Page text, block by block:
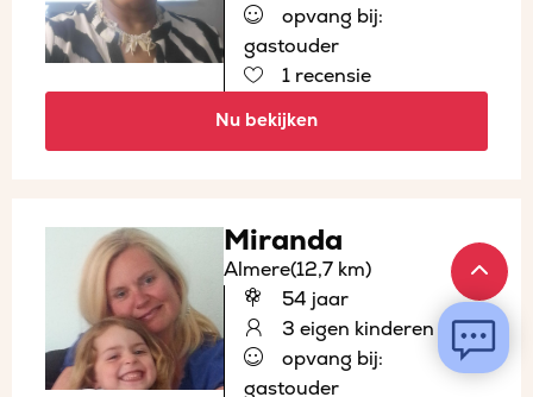
opvang bij:
gastouder
1 recensie
Nu bekijken
Miranda
Almere(12,7 km)
54 jaar
3 eigen kinderen
opvang bij:
gastouder